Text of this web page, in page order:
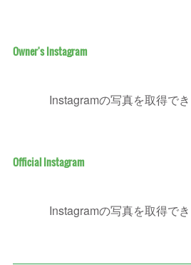
Owner's Instagram
Instagramの写真を取得でき
Official Instagram
Instagramの写真を取得でき